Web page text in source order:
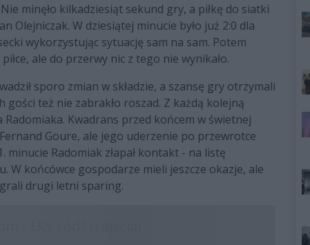
minęło kilkadziesiąt sekund gry, a piłkę do siatki
Olejniczak. W dziesiątej minucie było już 2:0 dla
wykorzystując sytuację sam na sam. Potem
ale do przerwy nic z tego nie wynikało.
sporo zmian w składzie, a szansę gry otrzymali
gości też nie zabrakło roszad. Z każdą kolejną
Kwadrans przed końcem w świetnej
Goure, ale jego uderzenie po przewrotce
minucie Radomiak złapał kontakt - na listę
W końcówce gospodarze mieli jeszcze okazje, ale
drugi letni sparing.